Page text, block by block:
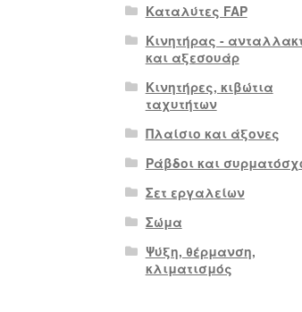
Καταλύτες FAP
Κινητήρας -
και αξεσουάρ
Κινητήρες, κιβώτια
ταχυτήτων
Πλαίσιο και άξονες
Ράβδοι και
Σετ εργαλείων
Σώμα
Ψύξη, θέρμανση,
κλιματισμός